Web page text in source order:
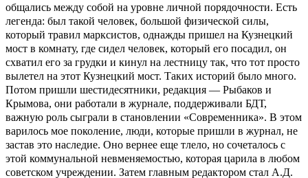
общались между собой на уровне личной порядочности. Есть
легенда: был такой человек, большой физической силы,
который травил марксистов, однажды пришел на Кузнецкий
мост в комнату, где сидел человек, который его посадил, он
схватил его за грудки и кинул на лестницу так, что тот просто
вылетел на этот Кузнецкий мост. Таких историй было много.
Потом пришли шестидесятники, редакция — Рыбаков и
Крымова, они работали в журнале, поддерживали БДТ,
важную роль сыграли в становлении «Современника». В этом
варилось мое поколение, люди, которые пришли в журнал, не
застав это наследие. Оно вернее еще тлело, но сочеталось с
этой коммунальной невменяемостью, которая царила в любом
советском учреждении. Затем главным редактором стал А.Д.